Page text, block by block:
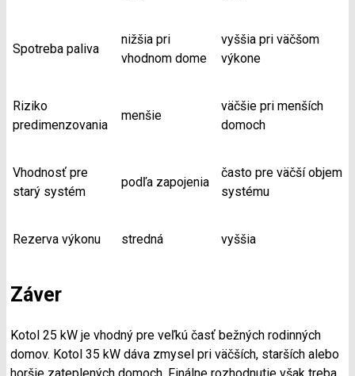
Spotreba paliva
nižšia pri
vhodnom dome
vyššia pri väčšom
výkone
Riziko
predimenzovania
menšie
väčšie pri menších
domoch
Vhodnosť pre
starý systém
podľa zapojenia
často pre väčší objem
systému
Rezerva výkonu stredná vyššia
Záver
Kotol 25 kW je vhodný pre veľkú časť bežných rodinných
domov. Kotol 35 kW dáva zmysel pri väčších, starších alebo